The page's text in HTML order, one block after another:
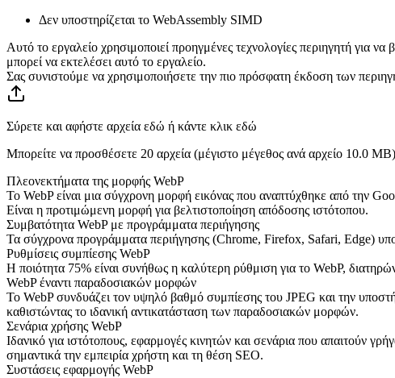
Δεν υποστηρίζεται το WebAssembly SIMD
Αυτό το εργαλείο χρησιμοποιεί προηγμένες τεχνολογίες περιηγητή για
μπορεί να εκτελέσει αυτό το εργαλείο.
Σας συνιστούμε να χρησιμοποιήσετε την πιο πρόσφατη έκδοση των
Σύρετε και αφήστε αρχεία εδώ ή κάντε κλικ εδώ
Μπορείτε να προσθέσετε 20 αρχεία (μέγιστο μέγεθος ανά αρχείο 10.0 MB)
Πλεονεκτήματα της μορφής WebP
Το WebP είναι μια σύγχρονη μορφή εικόνας που αναπτύχθηκε από την
Είναι η προτιμώμενη μορφή για βελτιστοποίηση απόδοσης ιστότοπου.
Συμβατότητα WebP με προγράμματα περιήγησης
Τα σύγχρονα προγράμματα περιήγησης (Chrome, Firefox, Safari, Edge)
Ρυθμίσεις συμπίεσης WebP
Η ποιότητα 75% είναι συνήθως η καλύτερη ρύθμιση για το WebP,
WebP έναντι παραδοσιακών μορφών
Το WebP συνδυάζει τον υψηλό βαθμό συμπίεσης του JPEG και την
καθιστώντας το ιδανική αντικατάσταση των παραδοσιακών μορφών.
Σενάρια χρήσης WebP
Ιδανικό για ιστότοπους, εφαρμογές κινητών και σενάρια που απαιτούν
σημαντικά την εμπειρία χρήστη και τη θέση SEO.
Συστάσεις εφαρμογής WebP